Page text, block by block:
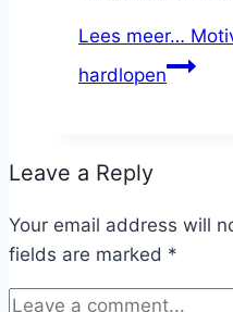
Lees meer…
hardlopen
Leave a Reply
Your email address will
fields are marked *